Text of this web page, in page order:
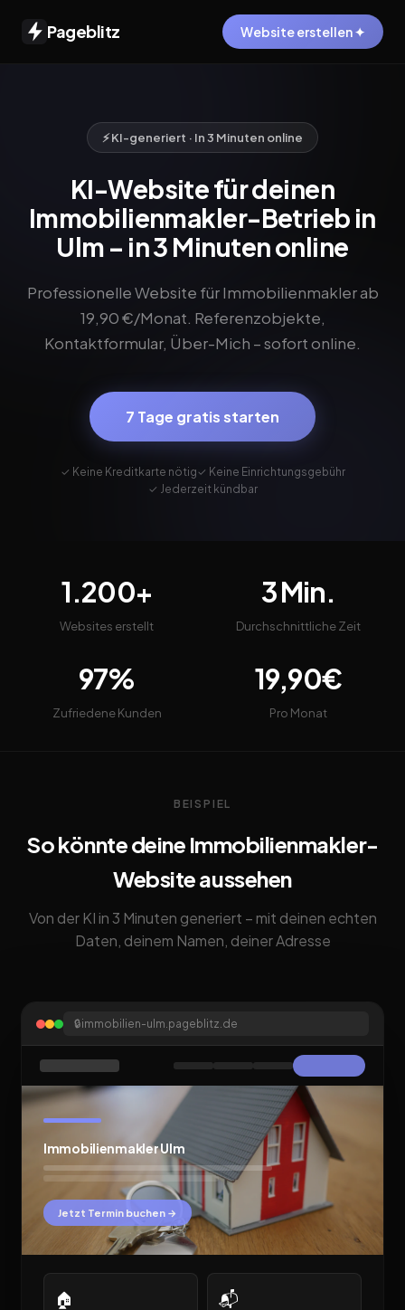
Pageblitz Website erstellen ✦
⚡ KI-generiert · In 3 Minuten online
KI-Website für deinen
Immobilienmakler-Betrieb in
Ulm – in 3 Minuten online
Professionelle Website für Immobilienmakler ab
19,90 €/Monat. Referenzobjekte,
Kontaktformular, Über-Mich – sofort online.
7 Tage gratis starten
✓ Keine Kreditkarte nötig✓ Keine Einrichtungsgebühr
✓ Jederzeit kündbar
1.200+
Websites erstellt
3 Min.
Durchschnittliche Zeit
97%
Zufriedene Kunden
19,90€
Pro Monat
BEISPIEL
So könnte deine Immobilienmakler-
Website aussehen
Von der KI in 3 Minuten generiert – mit deinen echten
Daten, deinem Namen, deiner Adresse
🔒immobilien-ulm.pageblitz.de
Immobilienmakler Ulm
Jetzt Termin buchen →
🏠 📬